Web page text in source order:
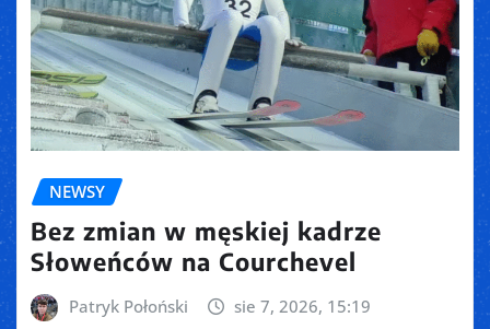
NEWSY
Bez zmian w męskiej kadrze
Słoweńców na Courchevel
Patryk Połoński sie 7, 2026, 15:19